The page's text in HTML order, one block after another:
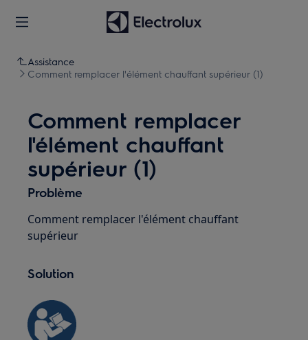
Assistance
Comment remplacer l'élément chauffant supérieur (1)
Comment remplacer
l'élément chauffant
supérieur (1)
Problème
Comment remplacer l'élément chauffant
supérieur
Solution